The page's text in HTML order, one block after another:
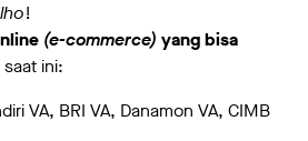
lho!
(e-commerce)yang bisa
saat ini:
VA, BRI VA, Danamon VA, CIMB